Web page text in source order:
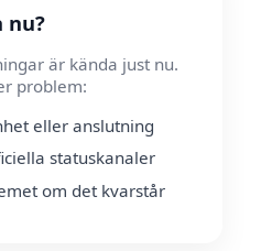
nu?
är kända just nu.
problem:
eller anslutning
statuskanaler
om det kvarstår